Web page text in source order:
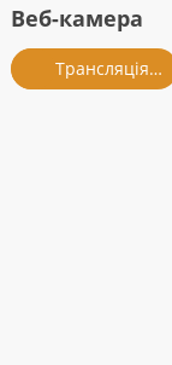
Веб-камера
Трансляція із салону